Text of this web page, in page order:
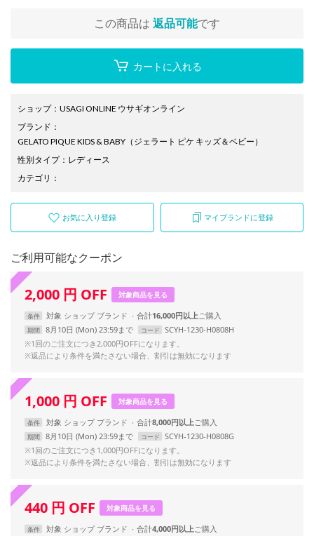
この商品は 返品可能です
カートに入れる
ショップ： USAGI ONLINE ウサギオンライン
ブランド ：
GELATO PIQUE KIDS & BABY （ジェラート ピケ キッズ＆ベビー）
性別タイプ： レディース
カテゴリ ：
お気に入り登録 マイブランドに登録
ご利用可能なクーポン
2,000 円 OFF 対象商品を見る
条件 対象 ショップ ブランド 合計16,000円以上
期間 8月10日 (Mon) 23:59まで コード
SCYH-1230-H0808H
※1回のご注文につき2,000円OFFになります。
※返品により条件を満たさない場合、割引は無効になります
1,000 円 OFF 対象商品を見る
条件 対象 ショップ ブランド 合計8,000円以上
期間 8月10日 (Mon) 23:59まで コード
SCYH-1230-H0808G
※1回のご注文につき1,000円OFFになります。
※返品により条件を満たさない場合、割引は無効になります
440 円 OFF 対象商品を見る
条件 対象 ショップ ブランド 合計4,000円以上